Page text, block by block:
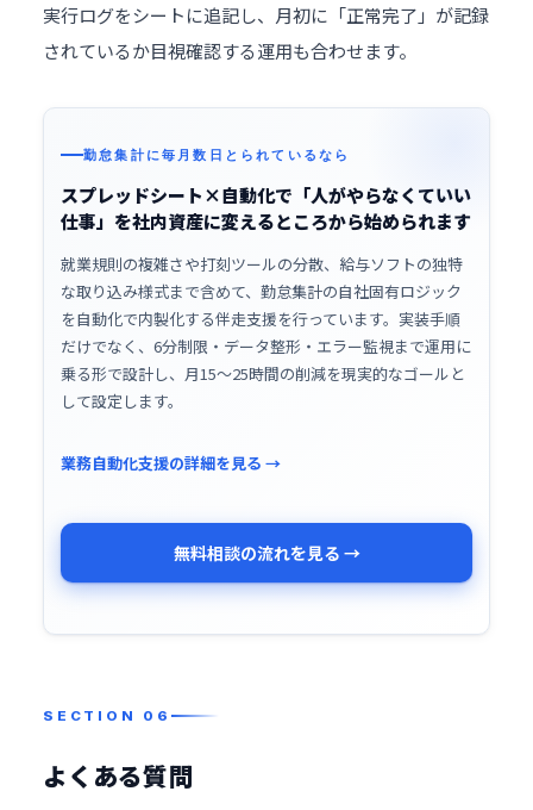
実行ログをシートに追記し、月初に「正常完了」が記録
されているか目視確認する運用も合わせます。
勤怠集計に毎月数日とられているなら
スプレッドシート×自動化で「人がやらなくていい
仕事」を社内資産に変えるところから始められます
就業規則の複雑さや打刻ツールの分散、給与ソフトの独特
な取り込み様式まで含めて、勤怠集計の自社固有ロジック
を自動化で内製化する伴走支援を行っています。実装手順
だけでなく、6分制限・データ整形・エラー監視まで運用に
乗る形で設計し、月15〜25時間の削減を現実的なゴールと
して設定します。
業務自動化支援の詳細を見る →
無料相談の流れを見る →
よくある質問